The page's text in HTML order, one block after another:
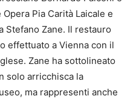
Pia Carità Laicale e
Stefano Zane. Il restauro
effettuato a Vienna con il
Zane ha sottolineato
solo arricchisca la
ma rappresenti anche